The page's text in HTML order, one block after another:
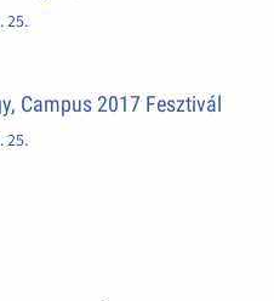
25.
Campus 2017 Fesztivál
25.